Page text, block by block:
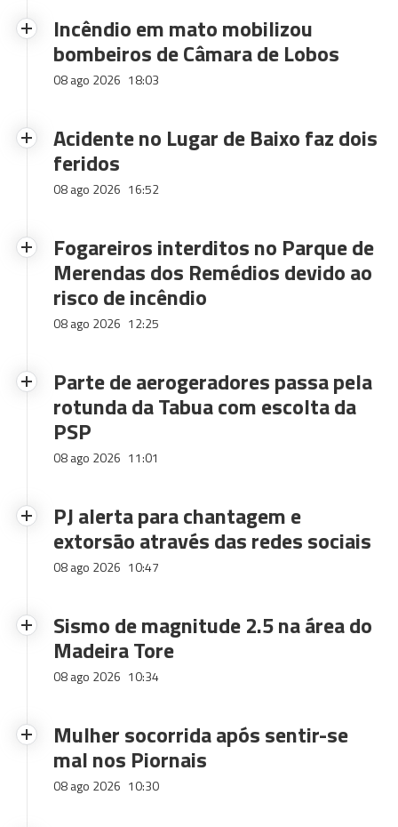
Incêndio em mato mobilizou
bombeiros de Câmara de Lobos
08 ago 2026 18:03
Acidente no Lugar de Baixo faz dois
feridos
08 ago 2026 16:52
Fogareiros interditos no Parque de
Merendas dos Remédios devido ao
risco de incêndio
08 ago 2026 12:25
Parte de aerogeradores passa pela
rotunda da Tabua com escolta da
PSP
08 ago 2026 11:01
PJ alerta para chantagem e
extorsão através das redes sociais
08 ago 2026 10:47
Sismo de magnitude 2.5 na área do
Madeira Tore
08 ago 2026 10:34
Mulher socorrida após sentir-se
mal nos Piornais
08 ago 2026 10:30